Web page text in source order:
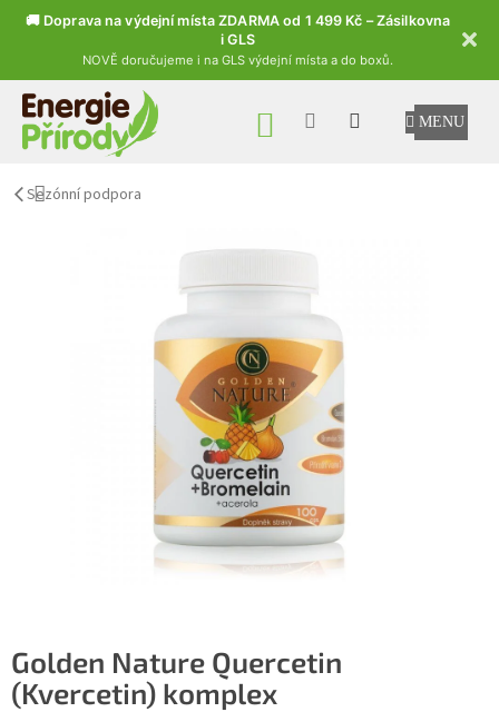
🚚 Doprava na výdejní místa ZDARMA od 1 499 Kč – Zásilkovna
i GLS
NOVĚ doručujeme i na GLS výdejní místa a do boxů.
Přejít na obsah
NÁKUPNÍ KOŠÍK
Sezónní podpora
Golden Nature Quercetin
(Kvercetin) komplex